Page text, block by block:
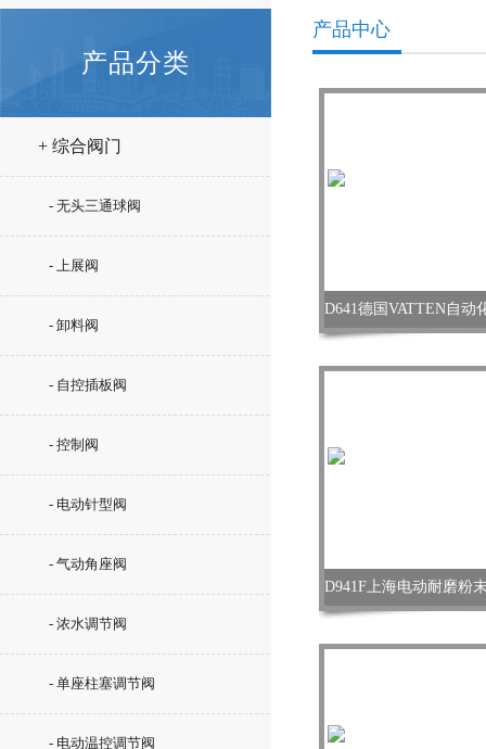
产品分类
+ 综合阀门
- 无头三通球阀
- 上展阀
- 卸料阀
- 自控插板阀
- 控制阀
- 电动针型阀
- 气动角座阀
- 浓水调节阀
- 单座柱塞调节阀
- 电动温控调节阀
产品中心